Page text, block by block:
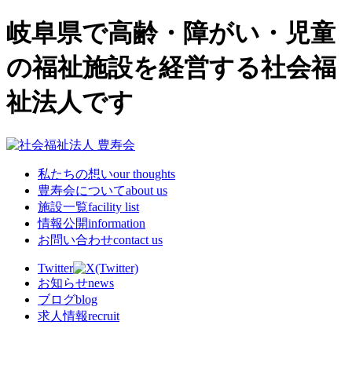
岐阜県で高齢・障がい・児童
の福祉施設を経営する社会福
祉法人です
私たちの想いour thoughts
豊寿会についてabout us
施設一覧facility list
情報公開information
お問い合わせcontact us
Twitter
お知らせnews
ブログblog
求人情報recruit